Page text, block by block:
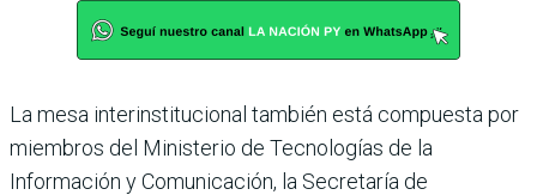
La mesa interinstitucional también está compuesta por
miembros del Ministerio de Tecnologías de la
Información y Comunicación, la Secretaría de